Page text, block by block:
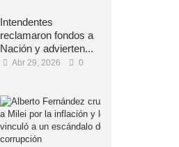
Intendentes
reclamaron fondos a
Nación y advierten...
Abr 29, 2026 0